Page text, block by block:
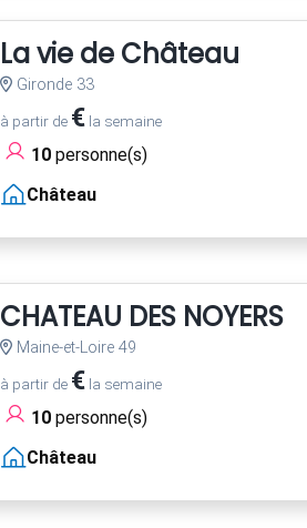
La vie de Château
Gironde 33
à partir de €la semaine
10personne(s)
Château
CHATEAU DES NOYERS
Maine-et-Loire 49
à partir de €la semaine
10personne(s)
Château